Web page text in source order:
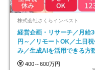
株式会社さくらインベスト
経営企画・リサーチ／月給
円～／リモートOK／土日祝
み／生成AIを活用できる方
400～600万円